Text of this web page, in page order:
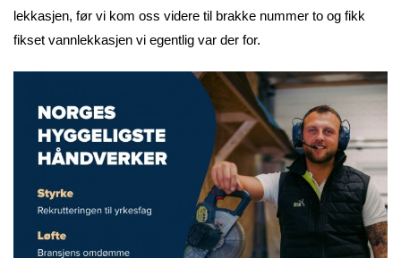
lekkasjen, før vi kom oss videre til brakke nummer to og fikk
fikset vannlekkasjen vi egentlig var der for.